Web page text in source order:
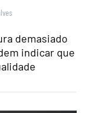
demasiado
indicar que